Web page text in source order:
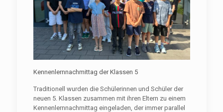
Kennenlernnachmittag der Klassen 5
Traditionell wurden die Schülerinnen und Schüler der
neuen 5. Klassen zusammen mit ihren Eltern zu einem
Kennenlernnachmittag eingeladen, der immer parallel